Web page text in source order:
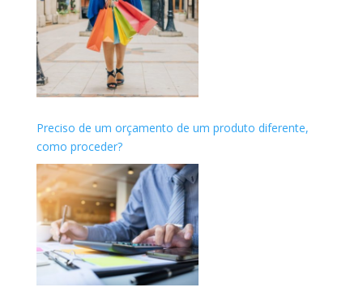
Preciso de um orçamento de um produto diferente,
como proceder?